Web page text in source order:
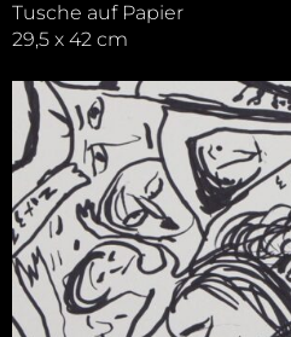
Tusche auf Papier
29,5 x 42 cm